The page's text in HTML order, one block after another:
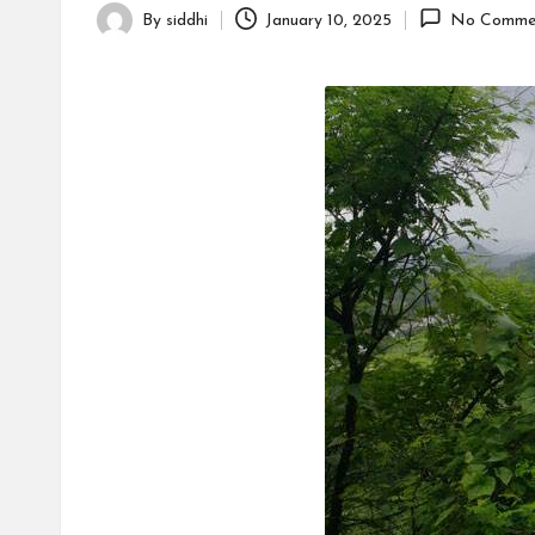
Posted
By siddhi January 10, 2025 No